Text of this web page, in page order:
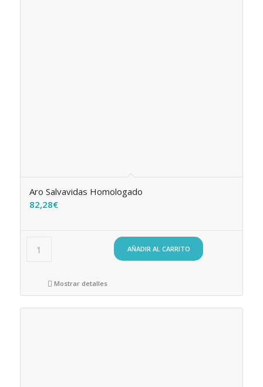
Aro Salvavidas Homologado
82,28€
AÑADIR AL CARRITO
Mostrar detalles